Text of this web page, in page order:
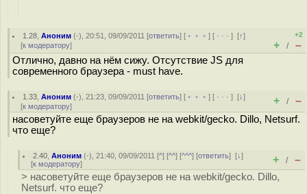
1.28 ,Аноним (-), 20:51, 09/09/2011 [ответить] [ ﹢﹢﹢] [ · · ·][↑]
[к модератору]
+2
+ / –
Отлично, давно на нём сижу. Отсутствие JS для
современного браузера - must have.
1.33 ,Аноним (-), 21:23, 09/09/2011 [ответить] [ ﹢﹢﹢] [ · · ·][↓]
[к модератору] + / –
насоветуйте еще браузеров не на webkit/gecko. Dillo, Netsurf.
что еще?
2.40 ,Аноним (-), 21:40, 09/09/2011 [^] [^^] [^^^] [ответить][↓]
[к модератору] + / –
> насоветуйте еще браузеров не на webkit/gecko. Dillo,
Netsurf. что еще?